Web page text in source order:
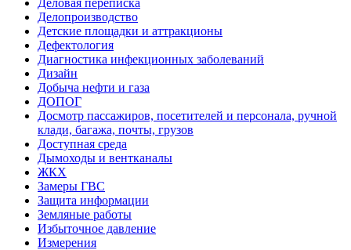
Деловая переписка
Делопроизводство
Детские площадки и аттракционы
Дефектология
Диагностика инфекционных заболеваний
Дизайн
Добыча нефти и газа
ДОПОГ
Досмотр пассажиров, посетителей и персонала, ручной
клади, багажа, почты, грузов
Доступная среда
Дымоходы и вентканалы
ЖКХ
Замеры ГВС
Защита информации
Земляные работы
Избыточное давление
Измерения